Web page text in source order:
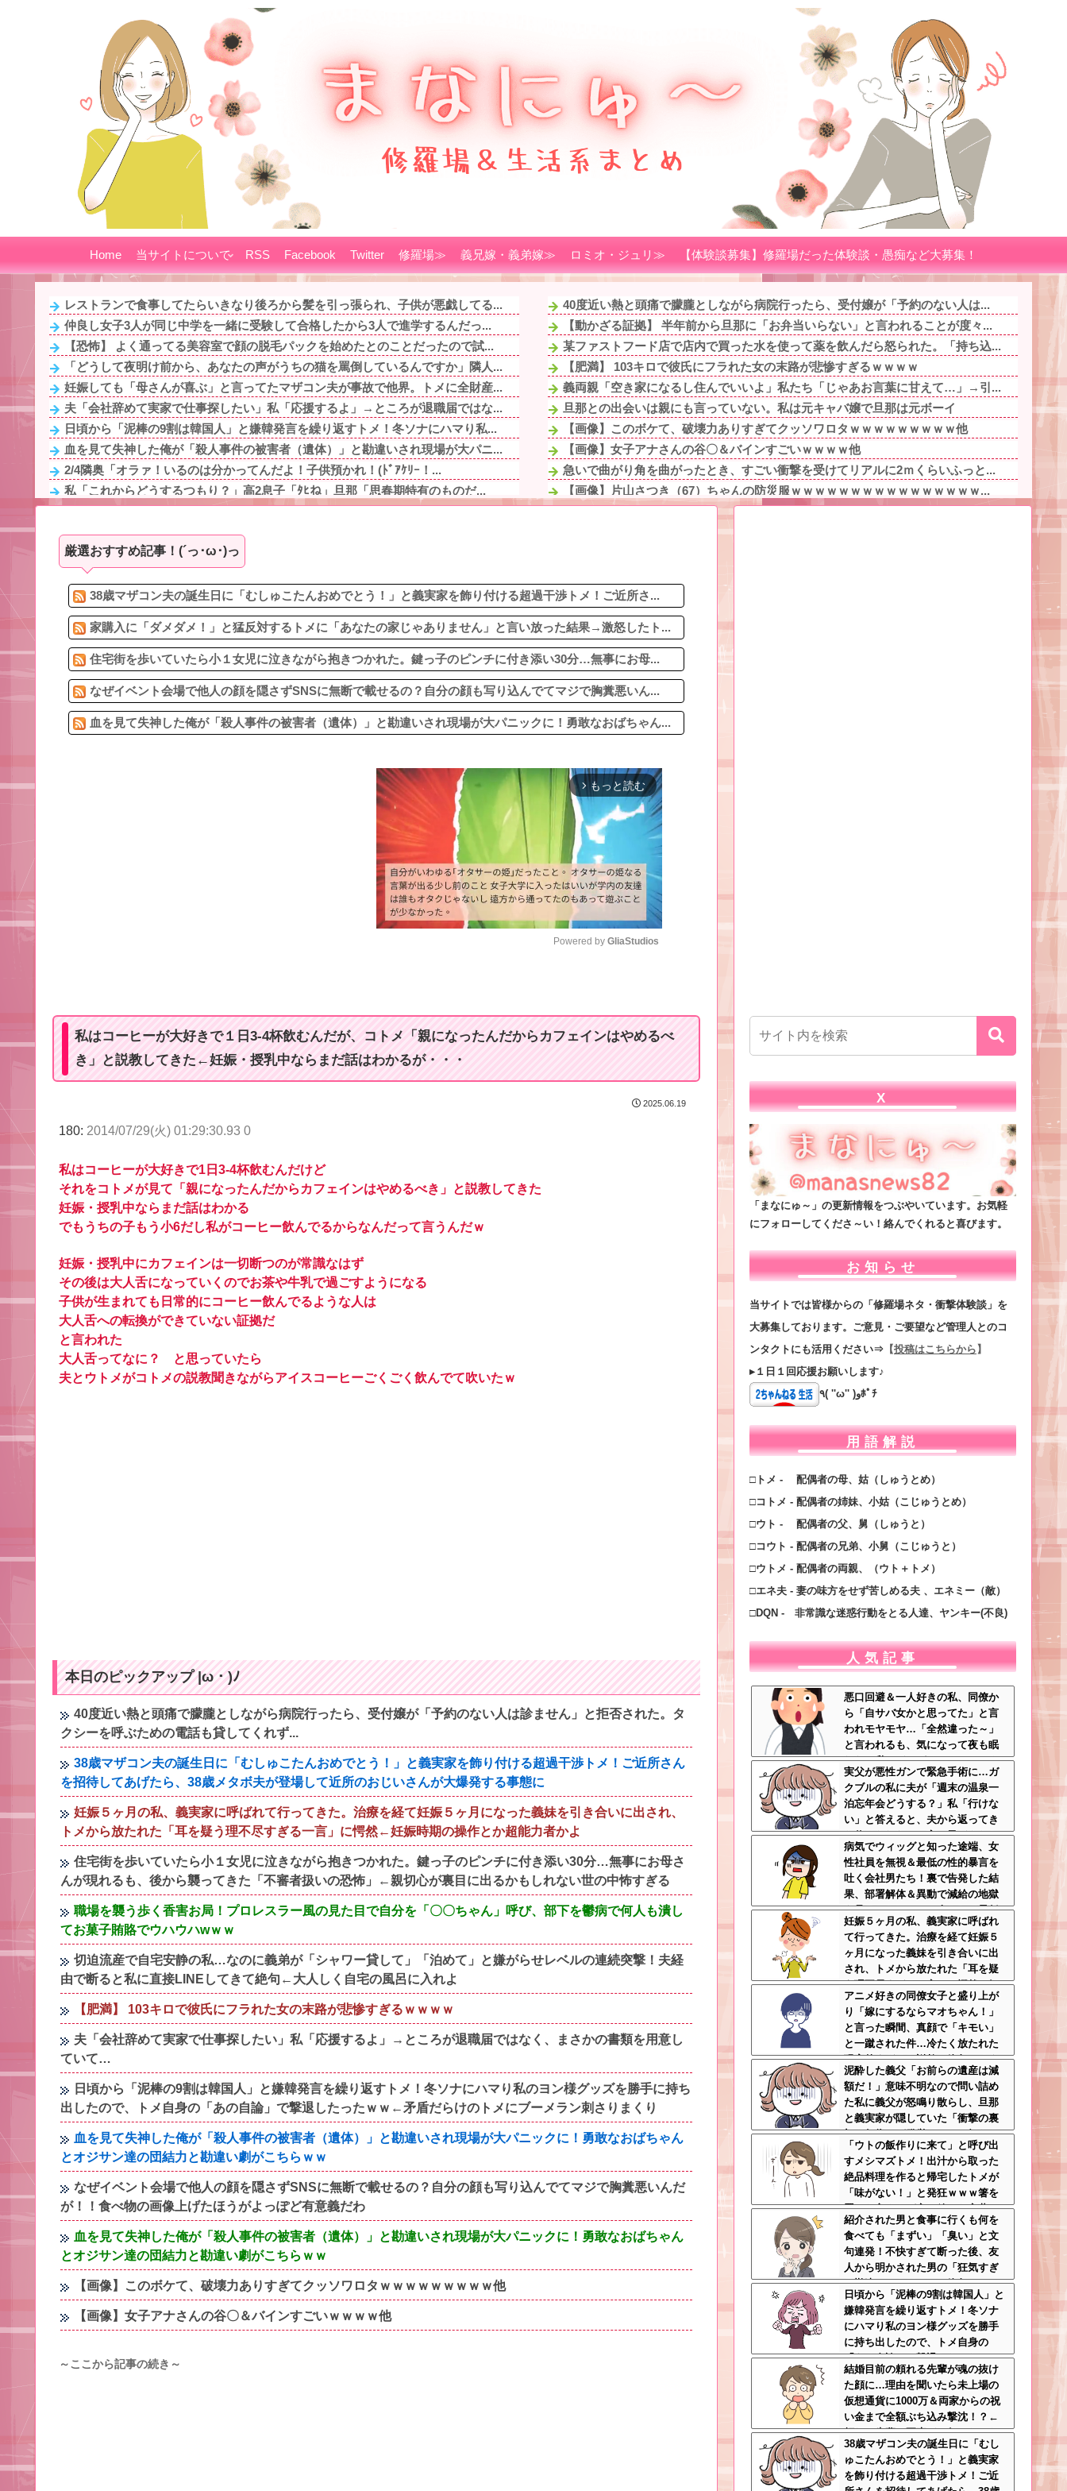
Home 当サイトについて RSS Facebook Twitter 修羅場≫ 義兄嫁・義弟嫁≫ ロミオ・ジュリ≫ 【体験談募集】修羅場だった体験談・愚痴など大募集！
レストランで食事してたらいきなり後ろから髪を引っ張られ、子供が悪戯してる...
仲良し女子3人が同じ中学を一緒に受験して合格したから3人で進学するんだっ...
【恐怖】 よく通ってる美容室で顔の脱毛パックを始めたとのことだったので試...
「どうして夜明け前から、あなたの声がうちの猫を罵倒しているんですか」隣人...
妊娠しても「母さんが喜ぶ」と言ってたマザコン夫が事故で他界。トメに全財産...
夫「会社辞めて実家で仕事探したい」私「応援するよ」→ところが退職届ではな...
日頃から「泥棒の9割は韓国人」と嫌韓発言を繰り返すトメ！冬ソナにハマり私...
血を見て失神した俺が「殺人事件の被害者（遺体）」と勘違いされ現場が大パニ...
2/4隣奥「オラァ！いるのは分かってんだよ！子供預かれ！(ﾄﾞｱｹﾘｰ！...
私「これからどうするつもり？」高2息子「ﾀﾋね」旦那「思春期特有のものだ...
新幹線で。車掌「グリーン車からご退出ください」乗客「…」→注意されても動...
未だに夫が奨学金を背負ってるんだけど、義両親が旅行や趣味に勤しんでるのを...
【報告者がキチ】帰宅すると嫁が息子（5ケ月）の風呂あがりをパン1で世話し...
休んだ翌日、先輩パートに申し送りあるかと確認したらいきなりキレられた。こ...
40度近い熱と頭痛で朦朧としながら病院行ったら、受付嬢が「予約のない人は...
【動かざる証拠】 半年前から旦那に「お弁当いらない」と言われることが度々...
某ファストフード店で店内で買った水を使って薬を飲んだら怒られた。「持ち込...
【肥満】 103キロで彼氏にフラれた女の末路が悲惨すぎるｗｗｗｗ
義両親「空き家になるし住んでいいよ」私たち「じゃあお言葉に甘えて…」→引...
旦那との出会いは親にも言っていない。私は元キャバ嬢で旦那は元ボーイ
【画像】このボケて、破壊力ありすぎてクッソワロタｗｗｗｗｗｗｗｗｗ他
【画像】女子アナさんの谷〇＆バインすごいｗｗｗｗ他
急いで曲がり角を曲がったとき、すごい衝撃を受けてリアルに2ｍくらいふっと...
【画像】片山さつき（67）ちゃんの防災服ｗｗｗｗｗｗｗｗｗｗｗｗｗｗｗｗ...
石材店事務の面接行ってきたが、募集内容と仕事内容が全然違った。接客と清掃...
【画像】令和最新版のあのちゃん、可愛過ぎてワイらにブッ刺さりまくりw w...
厳選おすすめ記事！(´っ･ω･)っ
38歳マザコン夫の誕生日に「むしゅこたんおめでとう！」と義実家を飾り付ける超過干渉トメ！ご近所さ...
家購入に「ダメダメ！」と猛反対するトメに「あなたの家じゃありません」と言い放った結果→激怒したト...
住宅街を歩いていたら小１女児に泣きながら抱きつかれた。鍵っ子のピンチに付き添い30分…無事にお母...
なぜイベント会場で他人の顔を隠さずSNSに無断で載せるの？自分の顔も写り込んでてマジで胸糞悪いん...
血を見て失神した俺が「殺人事件の被害者（遺体）」と勘違いされ現場が大パニックに！勇敢なおばちゃん...
arrow_forward_ios もっと読む
t
Powered by GliaStudios
私はコーヒーが大好きで１日3-4杯飲むんだが、コトメ「親になったんだからカフェインはやめるべ
き」と説教してきた←妊娠・授乳中ならまだ話はわかるが・・・
2025.06.19
180: 2014/07/29(火) 01:29:30.93 0
私はコーヒーが大好きで1日3-4杯飲むんだけど
それをコトメが見て「親になったんだからカフェインはやめるべき」と説教してきた
妊娠・授乳中ならまだ話はわかる
でもうちの子もう小6だし私がコーヒー飲んでるからなんだって言うんだｗ
妊娠・授乳中にカフェインは一切断つのが常識なはず
その後は大人舌になっていくのでお茶や牛乳で過ごすようになる
子供が生まれても日常的にコーヒー飲んでるような人は
大人舌への転換ができていない証拠だ
と言われた
大人舌ってなに？ と思っていたら
夫とウトメがコトメの説教聞きながらアイスコーヒーごくごく飲んでて吹いたｗ
本日のピックアップ |ω・)ﾉ
40度近い熱と頭痛で朦朧としながら病院行ったら、受付嬢が「予約のない人は診ません」と拒否された。タ
クシーを呼ぶための電話も貸してくれず...
38歳マザコン夫の誕生日に「むしゅこたんおめでとう！」と義実家を飾り付ける超過干渉トメ！ご近所さん
を招待してあげたら、38歳メタボ夫が登場して近所のおじいさんが大爆発する事態に
妊娠５ヶ月の私、義実家に呼ばれて行ってきた。治療を経て妊娠５ヶ月になった義妹を引き合いに出され、
トメから放たれた「耳を疑う理不尽すぎる一言」に愕然←妊娠時期の操作とか超能力者かよ
住宅街を歩いていたら小１女児に泣きながら抱きつかれた。鍵っ子のピンチに付き添い30分…無事にお母さ
んが現れるも、後から襲ってきた「不審者扱いの恐怖」←親切心が裏目に出るかもしれない世の中怖すぎる
職場を襲う歩く香害お局！プロレスラー風の見た目で自分を「〇〇ちゃん」呼び、部下を鬱病で何人も潰し
てお菓子賄賂でウハウハwｗｗ
切迫流産で自宅安静の私…なのに義弟が「シャワー貸して」「泊めて」と嫌がらせレベルの連続突撃！夫経
由で断ると私に直接LINEしてきて絶句←大人しく自宅の風呂に入れよ
【肥満】 103キロで彼氏にフラれた女の末路が悲惨すぎるｗｗｗｗ
夫「会社辞めて実家で仕事探したい」私「応援するよ」→ところが退職届ではなく、まさかの書類を用意し
ていて…
日頃から「泥棒の9割は韓国人」と嫌韓発言を繰り返すトメ！冬ソナにハマり私のヨン様グッズを勝手に持ち
出したので、トメ自身の「あの自論」で撃退したったｗｗ←矛盾だらけのトメにブーメラン刺さりまくり
血を見て失神した俺が「殺人事件の被害者（遺体）」と勘違いされ現場が大パニックに！勇敢なおばちゃん
とオジサン達の団結力と勘違い劇がこちらｗｗ
なぜイベント会場で他人の顔を隠さずSNSに無断で載せるの？自分の顔も写り込んでてマジで胸糞悪いんだ
が！！食べ物の画像上げたほうがよっぽど有意義だわ
血を見て失神した俺が「殺人事件の被害者（遺体）」と勘違いされ現場が大パニックに！勇敢なおばちゃん
とオジサン達の団結力と勘違い劇がこちらｗｗ
【画像】このボケて、破壊力ありすぎてクッソワロタｗｗｗｗｗｗｗｗｗ他
【画像】女子アナさんの谷〇＆バインすごいｗｗｗｗ他
～ここから記事の続き～
X
「まなにゅ～」の更新情報をつぶやいています。お気軽
にフォローしてくださ～い！絡んでくれると喜びます。
お知らせ
当サイトでは皆様からの「修羅場ネタ・衝撃体験談」を
大募集しております。ご意見・ご要望など管理人とのコ
ンタクトにも活用ください⇒ 【投稿はこちらから 】
▸１日１回応援お願いします♪
٩( ''ω'' )وﾎﾟﾁ
用語解説
□トメ - 配偶者の母、姑（しゅうとめ）
□コトメ - 配偶者の姉妹、小姑（こじゅうとめ）
□ウト - 配偶者の父、舅（しゅうと）
□コウト - 配偶者の兄弟、小舅（こじゅうと）
□ウトメ - 配偶者の両親、（ウト＋トメ）
□エネ夫 - 妻の味方をせず苦しめる夫 、エネミー（敵）
□DQN - 非常識な迷惑行動をとる人達、ヤンキー(不良)
人気記事
悪口回避＆一人好きの私、同僚か
ら「自サバ女かと思ってた」と言
われモヤモヤ…「全然違った～」
と言われるも、気になって夜も眠
れない私はどこがサバサバ？←ネ
チネチ気にしてる時点で自サバじ
ゃない
実父が悪性ガンで緊急手術に…ガ
クブルの私に夫が「週末の温泉一
泊忘年会どうする？」私「行けな
い」と答えると、夫から返ってき
た信じられない一言←子どもたち
の方が何倍も常識的で泣ける
病気でウィッグと知った途端、女
性社員を無視＆最低の性的暴言を
吐く会社男たち！裏で告発した結
果、部署解体＆異動で減給の地獄
を見ることにｗｗ←人として最低
限の倫理観すら欠如してる
妊娠５ヶ月の私、義実家に呼ばれ
て行ってきた。治療を経て妊娠５
ヶ月になった義妹を引き合いに出
され、トメから放たれた「耳を疑
う理不尽すぎる一言」に愕然←妊
娠時期の操作とか超能力者かよ
アニメ好きの同僚女子と盛り上が
り「嫁にするならマオちゃん！」
と言った瞬間、真顔で「キモい」
と一蹴された件…冷たく放たれた
現実的すぎるお説教に絶句←オタ
クのノリをリアルで出すとそうな
る
泥酔した義父「お前らの遺産は減
額だ！」意味不明なので問い詰め
た私に義父が怒鳴り散らし、旦那
と義実家が隠していた「衝撃の裏
切り行為」が発覚ｗｗｗ←知らん
間に200万払われてて草
「ウトの飯作りに来て」と呼び出
すメシマズトメ！出汁から取った
絶品料理を作ると帰宅したトメが
「味がない！」と発狂ｗｗｗ箸を
置いた良ウトが言い放った言葉と
は←良ウトさんの神対応にスカッ
とする
紹介された男と食事に行くも何を
食べても「まずい」「臭い」と文
句連発！不快すぎて断った後、友
人から明かされた男の「狂気すぎ
る勘違いシナリオ」に絶句ｗｗ←
手料理食べたいなら素直に言え
日頃から「泥棒の9割は韓国人」と
嫌韓発言を繰り返すトメ！冬ソナ
にハマり私のヨン様グッズを勝手
に持ち出したので、トメ自身の
「あの自論」で撃退したったｗｗ
←矛盾だらけのトメにブーメラン
刺さりまくり
結婚目前の頼れる先輩が魂の抜け
た顔に…理由を聞いたら未上場の
仮想通貨に1000万＆両家からの祝
い金まで全額ぶち込み撃沈！？←
頼れる先輩の要素どこ行ったんだ
よ
38歳マザコン夫の誕生日に「むし
ゅこたんおめでとう！」と義実家
を飾り付ける超過干渉トメ！ご近